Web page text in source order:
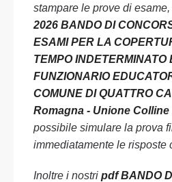
stampare le prove di
2026 BANDO DI
ESAMI PER LA
TEMPO INDETERMINATO
FUNZIONARIO
COMUNE DI QUATTRO
Romagna - Unione
possibile simulare la prova
immediatamente le risposte
Inoltre i nostri pdf BANDO